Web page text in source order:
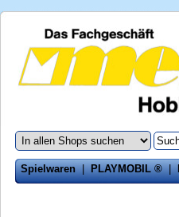
Spielwaren|PLAYMOBIL ®|